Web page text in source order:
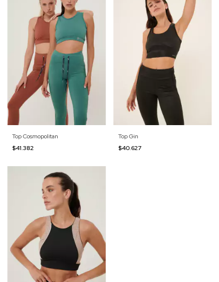
Top Cosmopolitan
$41.382
Top Gin
$40.627